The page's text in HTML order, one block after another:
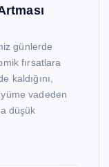
günlerde
fırsatlara
kaldığını,
vadeden
düşük